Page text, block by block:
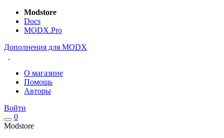
Modstore
Docs
MODX.Pro
Дополнения для MODX
О магазине
Помощь
Авторы
Войти
0
Modstore